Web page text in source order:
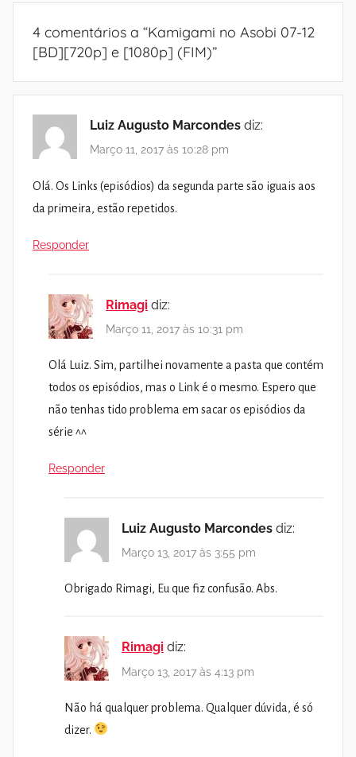
4 comentários a “Kamigami no Asobi 07-12
[BD][720p] e [1080p] (FIM)”
Luiz Augusto Marcondes diz:
Março 11, 2017 às 10:28 pm
Olá. Os Links (episódios) da segunda parte são iguais aos
da primeira, estão repetidos.
Responder
Rimagi diz:
Março 11, 2017 às 10:31 pm
Olá Luiz. Sim, partilhei novamente a pasta que contém
todos os episódios, mas o Link é o mesmo. Espero que
não tenhas tido problema em sacar os episódios da
série ^^
Responder
Luiz Augusto Marcondes diz:
Março 13, 2017 às 3:55 pm
Obrigado Rimagi, Eu que fiz confusão. Abs.
Rimagi diz:
Março 13, 2017 às 4:13 pm
Não há qualquer problema. Qualquer dúvida, é só
dizer.